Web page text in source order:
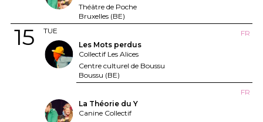
Théâtre de Poche
Bruxelles (BE)
TUE
15
FR
Les Mots perdus
Collectif Les Alices
Centre culturel de Boussu
Boussu (BE)
FR
La Théorie du Y
Canine Collectif